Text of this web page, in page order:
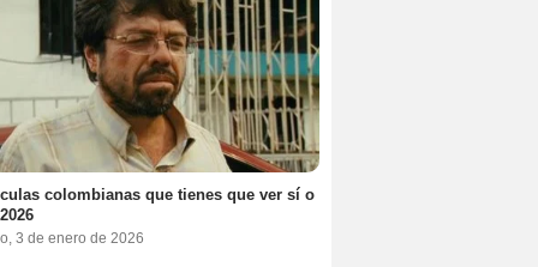
colombianas que tienes que ver sí o
3 de enero de 2026